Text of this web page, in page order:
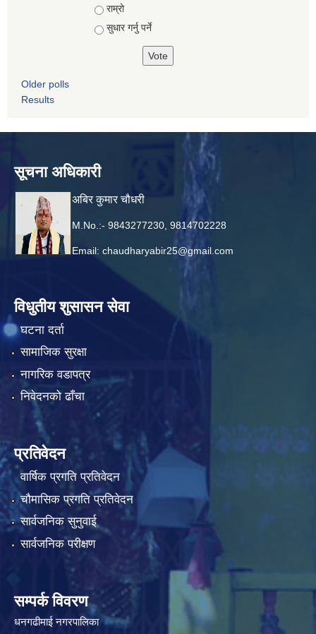
Choices
राम्रो
सुधार गर्नु पर्ने
Older polls
Results
सूचना अधिकारी
अबिर कुमार चौधरी
M.No.:- 9843277230, 9814702228
Email: chaudharyabir25@gmail.com
विधुतीय शुसासन सेवा
घटना दर्ता
सामाजिक सुरक्षा
नागरिक वडापत्र
निवेदनको ढाँचा
प्रतिवेदन
वार्षिक प्रगति प्रतिवेदन
चौमासिक प्रगति प्रतिवेदन
सार्वजनिक सुनुवाई
सार्वजनिक परीक्षण
सम्पर्क विवरण
धनगढीमाई नगरपालिका